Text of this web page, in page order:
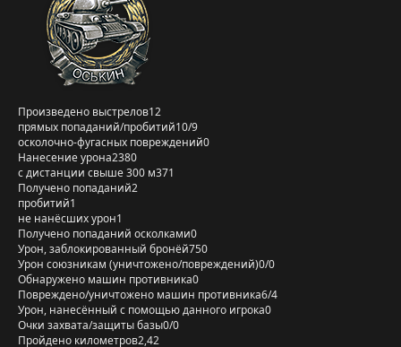
Произведено выстрелов12
прямых попаданий/пробитий10/9
осколочно-фугасных повреждений0
Нанесение урона2380
с дистанции свыше 300 м371
Получено попаданий2
пробитий1
не нанёсших урон1
Получено попаданий осколками0
Урон, заблокированный бронёй750
Урон союзникам (уничтожено/повреждений)0/0
Обнаружено машин противника0
Повреждено/уничтожено машин противника6/4
Урон, нанесённый с помощью данного игрока0
Очки захвата/защиты базы0/0
Пройдено километров2,42